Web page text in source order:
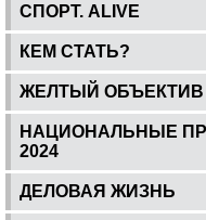
СПОРТ. ALIVE
КЕМ СТАТЬ?
ЖЕЛТЫЙ ОБЪЕКТИВ
НАЦИОНАЛЬНЫЕ
2024
ДЕЛОВАЯ ЖИЗНЬ